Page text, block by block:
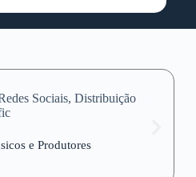
e Produtores